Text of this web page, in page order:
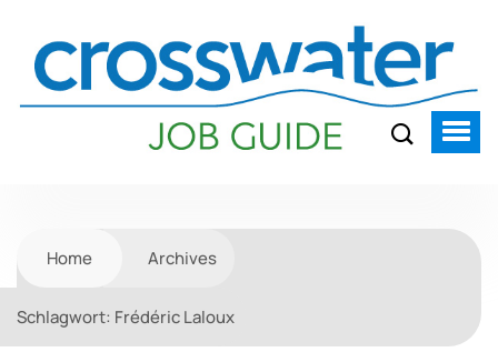
Home Archives
Schlagwort: Frédéric Laloux